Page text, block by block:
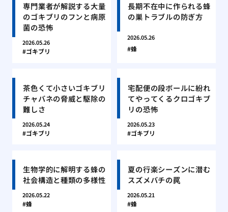
専門業者が解説する大量
のゴキブリのフンと病原
菌の恐怖
2026.05.26
ゴキブリ
長期不在中に作られる蜂
の巣トラブルの防ぎ方
2026.05.26
蜂
茶色くて小さいゴキブリ
チャバネの脅威と駆除の
難しさ
2026.05.24
ゴキブリ
宅配便の段ボールに紛れ
てやってくるクロゴキブ
リの恐怖
2026.05.23
ゴキブリ
生物学的に解明する蜂の
社会構造と種類の多様性
2026.05.22
蜂
夏の行楽シーズンに潜む
スズメバチの罠
2026.05.21
蜂